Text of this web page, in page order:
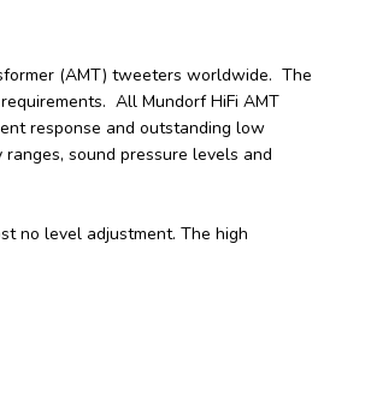
(AMT) tweeters worldwide. The
All Mundorf HiFi AMT
response and outstanding low
sound pressure levels and
no level adjustment. The high